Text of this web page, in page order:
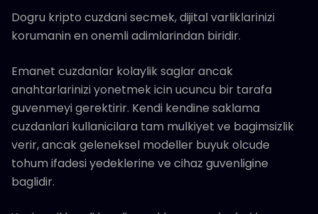
Dogru kripto cuzdani secmek, dijital varliklarinizi
korumanin en onemli adimlarindan biridir.
Emanet cuzdanlar kolaylik saglar ancak
anahtarlarinizi yonetmek icin ucuncu bir tarafa
guvenmeyi gerektirir. Kendi kendine saklama
cuzdanlari kullanicilara tam mulkiyet ve bagimsizlik
verir, ancak geleneksel modeller buyuk olcude
tohum ifadesi yedeklerine ve cihaz guvenligine
baglidir.